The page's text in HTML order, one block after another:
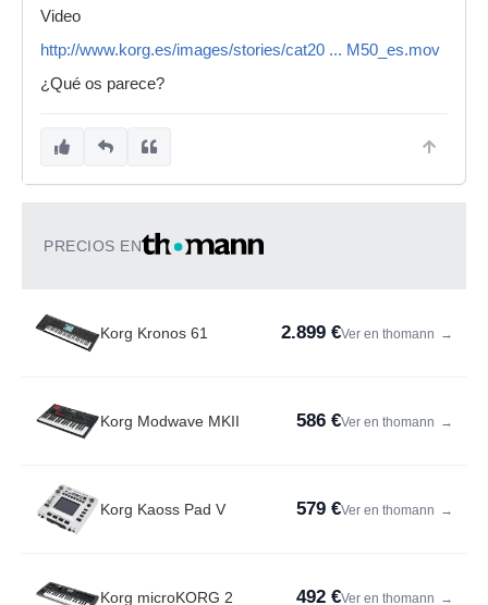
Video
http://www.korg.es/images/stories/cat20 ... M50_es.mov
¿Qué os parece?
PRECIOS EN
Korg Kronos 61 2.899 €Ver en thomann →
Korg Modwave MKII 586 €Ver en thomann →
Korg Kaoss Pad V 579 €Ver en thomann →
Korg microKORG 2 492 €Ver en thomann →